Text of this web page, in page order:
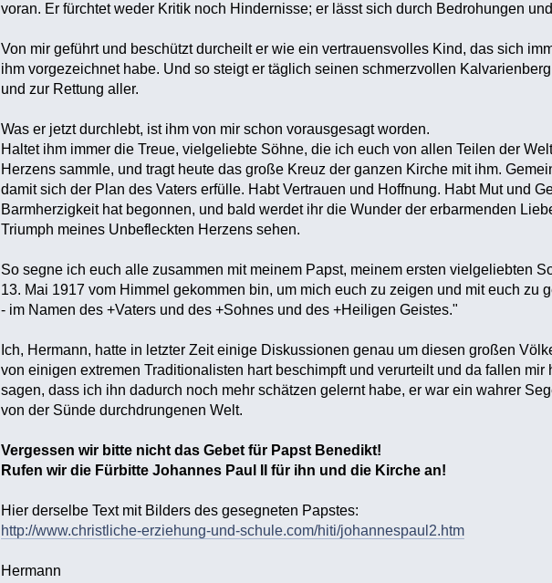
voran. Er fürchtet weder Kritik noch Hindernisse; er lässt sich durch Bedrohungen
Von mir geführt und beschützt durcheilt er wie ein vertrauensvolles Kind, das sich
ihm vorgezeichnet habe. Und so steigt er täglich seinen schmerzvollen
und zur Rettung aller.
Was er jetzt durchlebt, ist ihm von mir schon vorausgesagt worden.
Haltet ihm immer die Treue, vielgeliebte Söhne, die ich euch von allen Teilen der
Herzens sammle, und tragt heute das große Kreuz der ganzen Kirche mit ihm.
damit sich der Plan des Vaters erfülle. Habt Vertrauen und Hoffnung. Habt Mut und
Barmherzigkeit hat begonnen, und bald werdet ihr die Wunder der erbarmenden
Triumph meines Unbefleckten Herzens sehen.
So segne ich euch alle zusammen mit meinem Papst, meinem ersten vielgeliebten
13. Mai 1917 vom Himmel gekommen bin, um mich euch zu zeigen und mit euch zu
- im Namen des +Vaters und des +Sohnes und des +Heiligen Geistes."
Ich, Hermann, hatte in letzter Zeit einige Diskussionen genau um diesen großen
von einigen extremen Traditionalisten hart beschimpft und verurteilt und da fallen
sagen, dass ich ihn dadurch noch mehr schätzen gelernt habe, er war ein wahrer
von der Sünde durchdrungenen Welt.
Vergessen wir bitte nicht das Gebet für Papst Benedikt!
Rufen wir die Fürbitte Johannes Paul II für ihn und die Kirche an!
Hier derselbe Text mit Bilders des gesegneten Papstes:
http://www.christliche-erziehung-und-schule.com/hiti/johannespaul2.htm
Hermann